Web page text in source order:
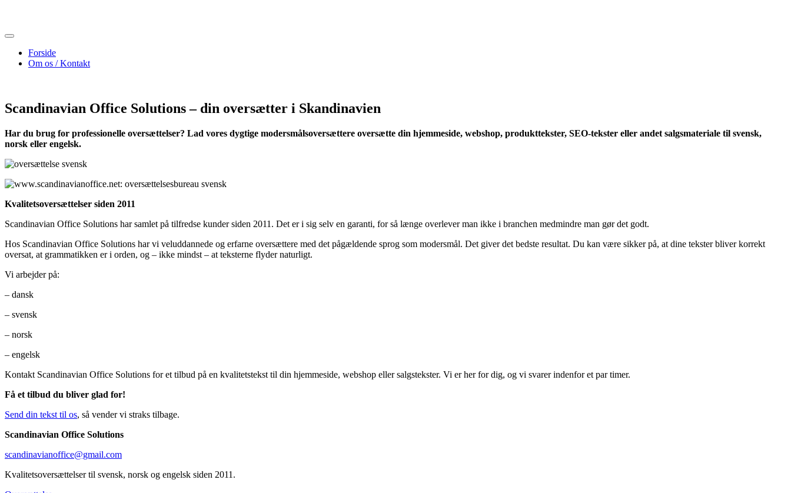
Forside
Om os / Kontakt
Scandinavian Office Solutions – din oversætter i Skandinavien
Har du brug for professionelle oversættelser? Lad vores dygtige modersmålsoversættere oversætte din hjemmeside, webshop, produkttekster, SEO-tekster eller andet salgsmateriale til svensk,
norsk eller engelsk.
Kvalitetsoversættelser siden 2011
Scandinavian Office Solutions har samlet på tilfredse kunder siden 2011. Det er i sig selv en garanti, for så længe overlever man ikke i branchen medmindre man gør det godt.
Hos Scandinavian Office Solutions har vi veluddannede og erfarne oversættere med det pågældende sprog som modersmål. Det giver det bedste resultat. Du kan være sikker på, at dine tekster bliver korrekt
oversat, at grammatikken er i orden, og – ikke mindst – at teksterne flyder naturligt.
Vi arbejder på:
– dansk
– svensk
– norsk
– engelsk
Kontakt Scandinavian Office Solutions for et tilbud på en kvalitetstekst til din hjemmeside, webshop eller salgstekster. Vi er her for dig, og vi svarer indenfor et par timer.
Få et tilbud du bliver glad for!
Send din tekst til os, så vender vi straks tilbage.
Scandinavian Office Solutions
scandinavianoffice@gmail.com
Kvalitetsoversættelser til svensk, norsk og engelsk siden 2011.